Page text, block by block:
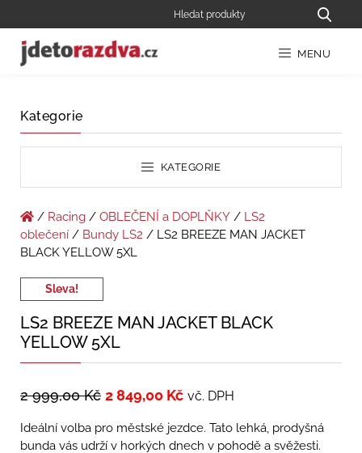
MENU
Kategorie
KATEGORIE
/ Racing / OBLEČENÍ a DOPLŇKY / LS2
oblečení / Bundy LS2 / LS2 BREEZE MAN JACKET
BLACK YELLOW 5XL
Sleva!
LS2 BREEZE MAN JACKET BLACK
YELLOW 5XL
2 999,00Kč 2 849,00 Kč vč. DPH
Ideální volba pro městské jezdce. Tato lehká, prodyšná
bunda vás udrží v horkých dnech v pohodě a svěžesti.